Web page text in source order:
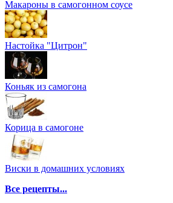
Макароны в самогонном соусе
Настойка "Цитрон"
Коньяк из самогона
Корица в самогоне
Виски в домашних условиях
Все рецепты...